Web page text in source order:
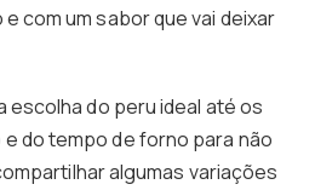
com um sabor que vai deixar
escolha do peru ideal até os
do tempo de forno para não
algumas variações